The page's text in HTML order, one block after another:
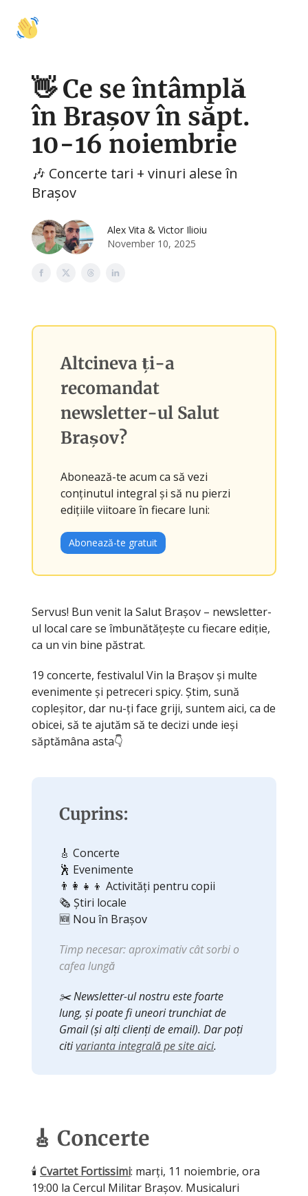
👋 Ce se întâmplă
în Brașov în săpt.
10-16 noiembrie
🎶 Concerte tari + vinuri alese în
Brașov
Alex Vita & Victor Ilioiu
November 10, 2025
Altcineva ți-a
recomandat
newsletter-ul Salut
Brașov?
Abonează-te acum ca să vezi
conținutul integral și să nu pierzi
edițiile viitoare în fiecare luni:
Abonează-te gratuit
Servus! Bun venit la Salut Brașov – newsletter-
ul local care se îmbunătățește cu fiecare ediție,
ca un vin bine păstrat.
19 concerte, festivalul Vin la Brașov și multe
evenimente și petreceri spicy. Știm, sună
copleșitor, dar nu-ți face griji, suntem aici, ca de
obicei, să te ajutăm să te decizi unde ieși
săptămâna asta👇
Cuprins:
🎸 Concerte
🕺 Evenimente
👨‍👩‍👧‍👦 Activități pentru copii
🗞️ Știri locale
🆕 Nou în Brașov
Timp necesar: aproximativ cât sorbi o
cafea lungă
✂️ Newsletter-ul nostru este foarte
lung, și poate fi uneori trunchiat de
Gmail (și alți clienți de email). Dar poți
citivarianta integrală pe site aici.
🎸 Concerte
🕯️ Cvartet Fortissimi: marți, 11 noiembrie, ora
19:00 la Cercul Militar Brașov. Musicaluri